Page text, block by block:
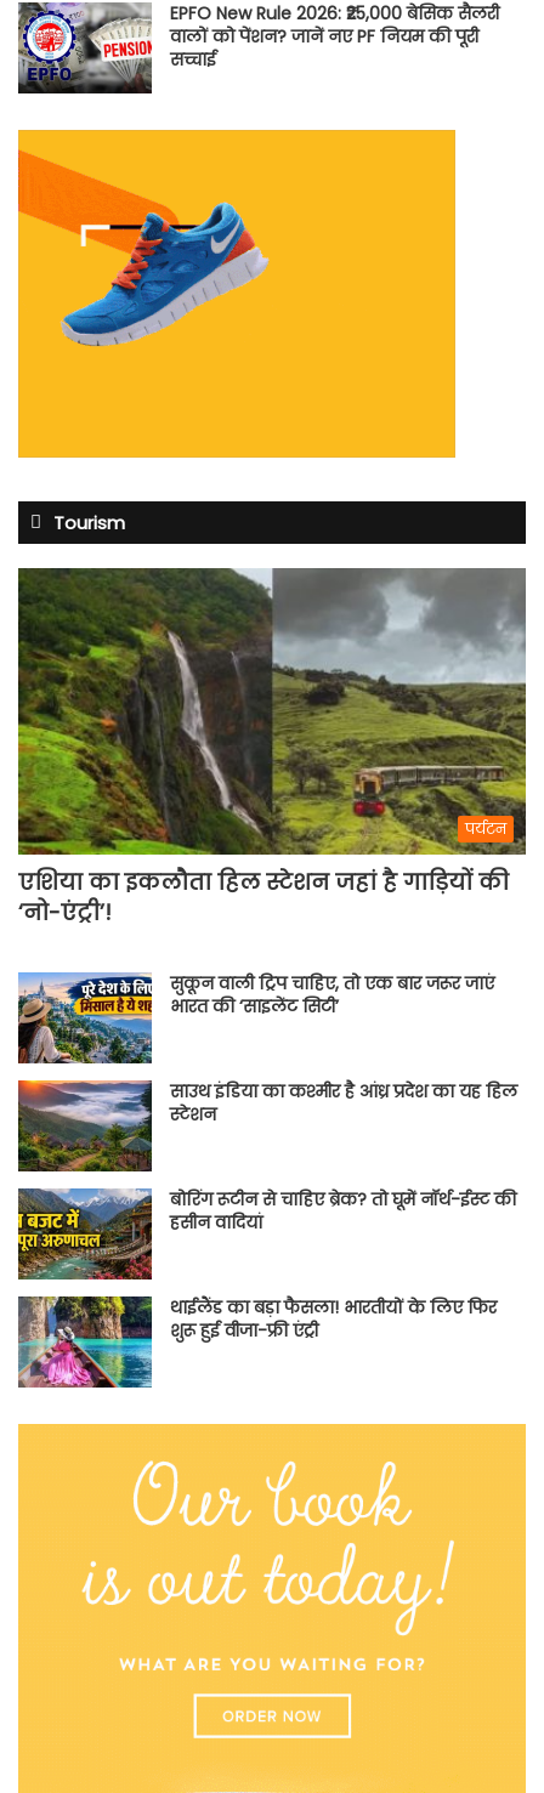
EPFO New Rule 2026: ₹25,000 बेसिक सैलरी
वालों को पेंशन? जानें नए PF नियम की पूरी
सच्चाई
Tourism
पर्यटन
एशिया का इकलौता हिल स्टेशन जहां है गाड़ियों की
‘नो-एंट्री’!
सुकून वाली ट्रिप चाहिए, तो एक बार जरूर जाएं
भारत की ‘साइलेंट सिटी’
साउथ इंडिया का कश्मीर है आंध्र प्रदेश का यह हिल
स्टेशन
बोरिंग रूटीन से चाहिए ब्रेक? तो घूमें नॉर्थ-ईस्ट की
हसीन वादियां
थाईलैंड का बड़ा फैसला! भारतीयों के लिए फिर
शुरू हुई वीजा-फ्री एंट्री